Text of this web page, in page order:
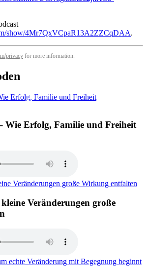
show/4Mr7QxVCpaR13A2ZZCqDAA.
privacy for more information.
Wie Erfolg, Familie und Freiheit
Veränderungen große